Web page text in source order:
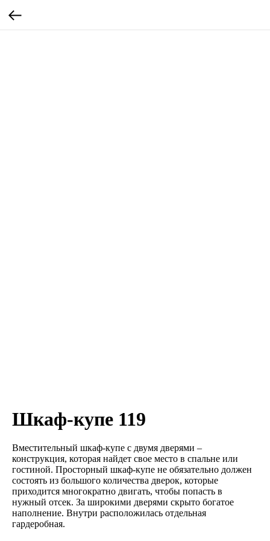
Шкаф-купе 119
Вместительный шкаф-купе с двумя дверями –
конструкция, которая найдет свое место в спальне или
гостиной. Просторный шкаф-купе не обязательно должен
состоять из большого количества дверок, которые
приходится многократно двигать, чтобы попасть в
нужный отсек. За широкими дверями скрыто богатое
наполнение. Внутри расположилась отдельная
гардеробная.